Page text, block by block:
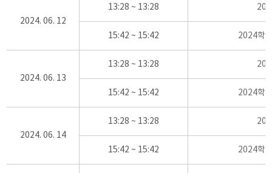
2024. 06. 12
13:28 ~ 13:28
15:42 ~ 15:42 2024학
2024. 06. 13
13:28 ~ 13:28
15:42 ~ 15:42 2024학
2024. 06. 14
13:28 ~ 13:28
15:42 ~ 15:42 2024학